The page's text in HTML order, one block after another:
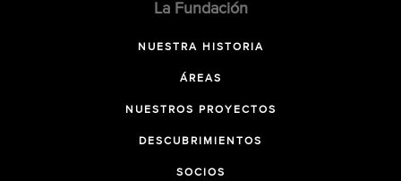
La Fundación
NUESTRA HISTORIA
ÁREAS
NUESTROS PROYECTOS
DESCUBRIMIENTOS
SOCIOS